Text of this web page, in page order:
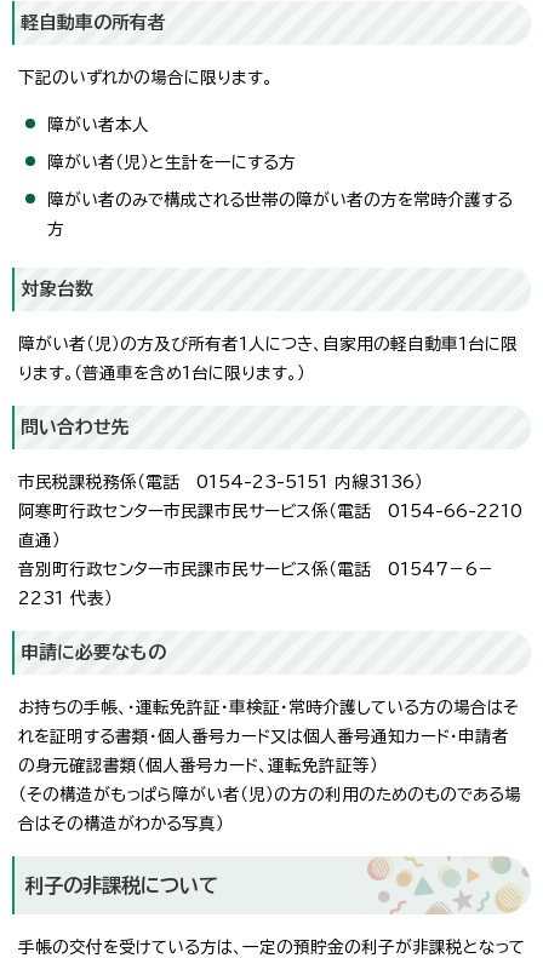
軽自動車の所有者
下記のいずれかの場合に限ります。
障がい者本人
障がい者（児）と生計を一にする方
障がい者のみで構成される世帯の障がい者の方を常時介護する
方
対象台数
障がい者（児）の方及び所有者1人につき、自家用の軽自動車1台に限
ります。（普通車を含め1台に限ります。）
問い合わせ先
市民税課税務係（電話 0154-23-5151 内線3136）
阿寒町行政センター市民課市民サービス係（電話 0154-66-2210
直通）
音別町行政センター市民課市民サービス係（電話 01547－6－
2231 代表）
申請に必要なもの
お持ちの手帳、・運転免許証・車検証・常時介護している方の場合はそ
れを証明する書類・個人番号カード又は個人番号通知カード・申請者
の身元確認書類（個人番号カード、運転免許証等）
（その構造がもっぱら障がい者（児）の方の利用のためのものである場
合はその構造がわかる写真）
利子の非課税について
手帳の交付を受けている方は、一定の預貯金の利子が非課税となって